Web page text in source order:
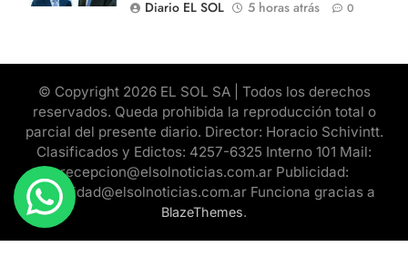
Diario EL SOL
5 horas atrás 0
© Copyright 2026 EL SOL SA | Todos los derechos
reservados. Queda prohibida la reproducción total o
parcial del presente diario. Director: Horacio Schivintt.
Clasificados y Edictos: 4257-6325 Interno 101 Mail:
recepcion@elsolnoticias.com.ar Publicidad:
publicidad@elsolnoticias.com.ar Funciona gracias a
BlazeThemes.